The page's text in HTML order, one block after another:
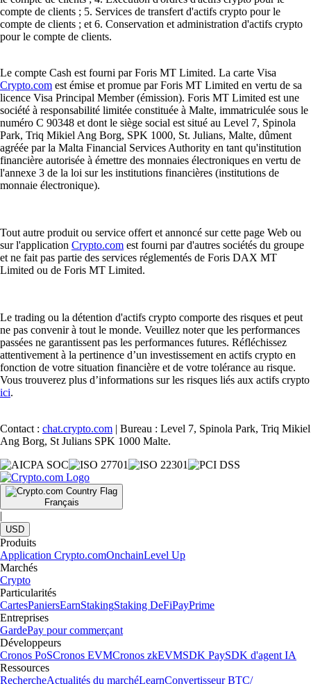
compte de clients ; 5. Services de transfert d'actifs crypto pour le
compte de clients ; et 6. Conservation et administration d'actifs crypto
pour le compte de clients.
Le compte Cash est fourni par Foris MT Limited. La carte Visa
Crypto.com est émise et promue par Foris MT Limited en vertu de sa
licence Visa Principal Member (émission). Foris MT Limited est une
société à responsabilité limitée constituée à Malte, immatriculée sous le
numéro C 90348 et dont le siège social est situé au Level 7, Spinola
Park, Triq Mikiel Ang Borg, SPK 1000, St. Julians, Malte, dûment
agréée par la Malta Financial Services Authority en tant qu'institution
financière autorisée à émettre des monnaies électroniques en vertu de
l'annexe 3 de la loi sur les institutions financières (institutions de
monnaie électronique).
Tout autre produit ou service offert et annoncé sur cette page Web ou
sur l'application Crypto.com est fourni par d'autres sociétés du groupe
et ne fait pas partie des services réglementés de Foris DAX MT
Limited ou de Foris MT Limited.
Le trading ou la détention d'actifs crypto comporte des risques et peut
ne pas convenir à tout le monde. Veuillez noter que les performances
passées ne garantissent pas les performances futures. Réfléchissez
attentivement à la pertinence d’un investissement en actifs crypto en
fonction de votre situation financière et de votre tolérance au risque.
Vous trouverez plus d’informations sur les risques liés aux actifs crypto
ici.
Contact : chat.crypto.com | Bureau : Level 7, Spinola Park, Triq Mikiel
Ang Borg, St Julians SPK 1000 Malte.
Français
|
USD
Produits
Application Crypto.comOnchainLevel Up
Marchés
Crypto
Particularités
CartesPaniersEarnStakingStaking DeFiPayPrime
Entreprises
GardePay pour commerçant
Développeurs
Cronos PoSCronos EVMCronos zkEVMSDK PaySDK d'agent IA
Ressources
RechercheActualités du marchéLearnConvertisseur BTC/